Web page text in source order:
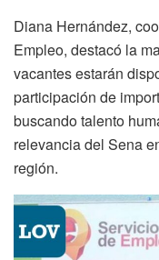
Diana Hernández,
Empleo, destacó la
vacantes estarán
participación de
buscando talento
relevancia del Sena
región.